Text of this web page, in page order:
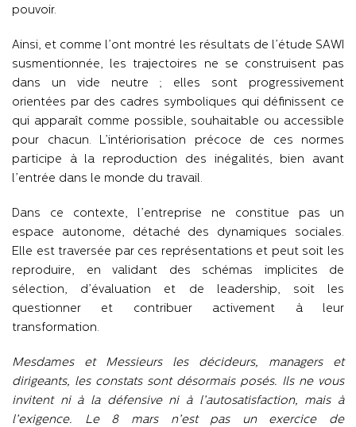
pouvoir.
Ainsi, et comme l’ont montré les résultats de l’étude SAWI
susmentionnée, les trajectoires ne se construisent pas
dans un vide neutre ; elles sont progressivement
orientées par des cadres symboliques qui définissent ce
qui apparaît comme possible, souhaitable ou accessible
pour chacun. L’intériorisation précoce de ces normes
participe à la reproduction des inégalités, bien avant
l’entrée dans le monde du travail.
Dans ce contexte, l’entreprise ne constitue pas un
espace autonome, détaché des dynamiques sociales.
Elle est traversée par ces représentations et peut soit les
reproduire, en validant des schémas implicites de
sélection, d’évaluation et de leadership, soit les
questionner et contribuer activement à leur
transformation.
Mesdames et Messieurs les décideurs, managers et
dirigeants, les constats sont désormais posés. Ils ne vous
invitent ni à la défensive ni à l’autosatisfaction, mais à
l’exigence. Le 8 mars n’est pas un exercice de